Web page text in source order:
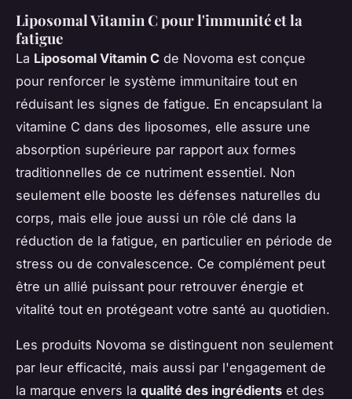
Liposomal Vitamin C pour l'immunité et la
fatigue
La Liposomal Vitamin C de Novoma est conçue
pour renforcer le système immunitaire tout en
réduisant les signes de fatigue. En encapsulant la
vitamine C dans des liposomes, elle assure une
absorption supérieure par rapport aux formes
traditionnelles de ce nutriment essentiel. Non
seulement elle booste les défenses naturelles du
corps, mais elle joue aussi un rôle clé dans la
réduction de la fatigue, en particulier en période de
stress ou de convalescence. Ce complément peut
être un allié puissant pour retrouver énergie et
vitalité tout en protégeant votre santé au quotidien.
Les produits Novoma se distinguent non seulement
par leur efficacité, mais aussi par l'engagement de
la marque envers la qualité des ingrédients et des